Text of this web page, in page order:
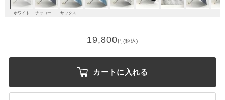
ホワイト
19,800円(税込)
カートに入れる